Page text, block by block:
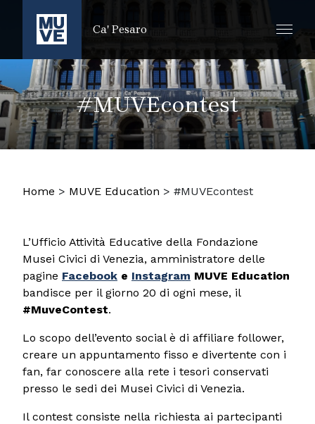
SALTA AL CONTENUTO PRINCIPALE
Ca' Pesaro
#MUVEcontest
Home > MUVE Education > #MUVEcontest
L’Ufficio Attività Educative della Fondazione
Musei Civici di Venezia, amministratore delle
pagine Facebook e Instagram MUVE Education
bandisce per il giorno 20 di ogni mese, il
#MuveContest.
Lo scopo dell’evento social è di affiliare follower,
creare un appuntamento fisso e divertente con i
fan, far conoscere alla rete i tesori conservati
presso le sedi dei Musei Civici di Venezia.
Il contest consiste nella richiesta ai partecipanti